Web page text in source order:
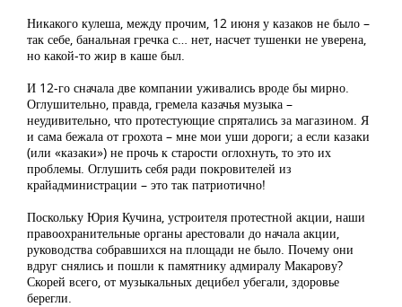
Никакого кулеша, между прочим, 12 июня у казаков не было –
так себе, банальная гречка с… нет, насчет тушенки не уверена,
но какой-то жир в каше был.
И 12-го сначала две компании уживались вроде бы мирно.
Оглушительно, правда, гремела казачья музыка –
неудивительно, что протестующие спрятались за магазином. Я
и сама бежала от грохота – мне мои уши дороги; а если казаки
(или «казаки») не прочь к старости оглохнуть, то это их
проблемы. Оглушить себя ради покровителей из
крайадминистрации – это так патриотично!
Поскольку Юрия Кучина, устроителя протестной акции, наши
правоохранительные органы арестовали до начала акции,
руководства собравшихся на площади не было. Почему они
вдруг снялись и пошли к памятнику адмиралу Макарову?
Скорей всего, от музыкальных децибел убегали, здоровье
берегли.